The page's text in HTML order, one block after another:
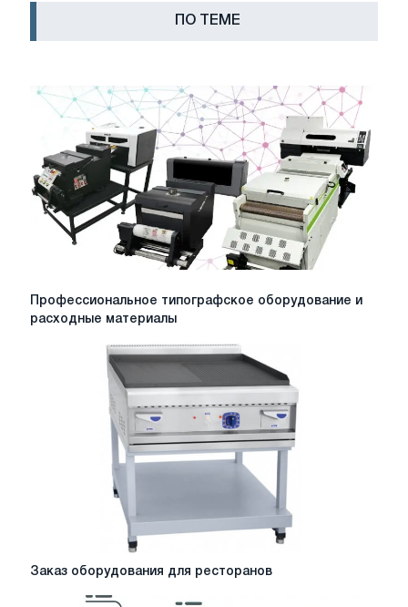
ПО ТЕМЕ
Профессиональное
Профессиональное типографское оборудование и
расходные материалы
Заказ
Заказ оборудования для ресторанов